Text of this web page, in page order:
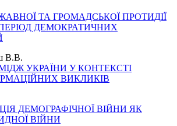
ТА ГРОМАДСЬКОЇ ПРОТИДІЇ
ДЕМОКРАТИЧНИХ
В.В.
УКРАЇНИ У КОНТЕКСТІ
ВИКЛИКІВ
ДЕМОГРАФІЧНОЇ ВІЙНИ ЯК
ВІЙНИ